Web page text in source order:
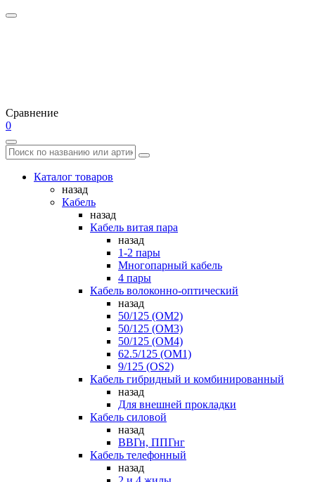
Сравнение
0
Каталог товаров
назад
Кабель
назад
Кабель витая пара
назад
1-2 пары
Многопарный кабель
4 пары
Кабель волоконно-оптический
назад
50/125 (OM2)
50/125 (OM3)
50/125 (OM4)
62.5/125 (OM1)
9/125 (OS2)
Кабель гибридный и комбинированный
назад
Для внешней прокладки
Кабель силовой
назад
ВВГн, ППГнг
Кабель телефонный
назад